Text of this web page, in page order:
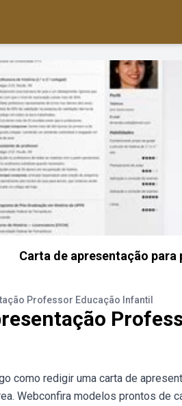
Carta de apresentação
Professor Educação Infantil
como redigir uma carta de
Webconfira modelos prontos de